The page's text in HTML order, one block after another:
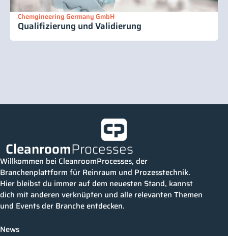
Chemgineering Germany GmbH
Qualifizierung und Validierung
CleanroomProcesses
Willkommen bei CleanroomProcesses, der
Branchenplattform für Reinraum und Prozesstechnik.
Hier bleibst du immer auf dem neuesten Stand, kannst
dich mit anderen verknüpfen und alle relevanten Themen
und Events der Branche entdecken.
News